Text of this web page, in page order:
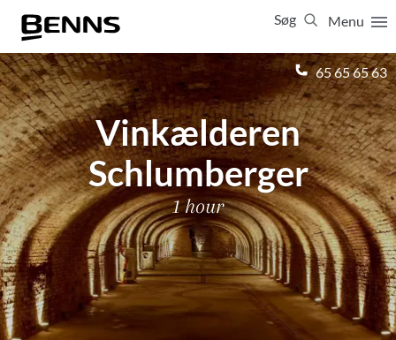
Menu
Søg
65 65 65 63
Vinkælderen
Schlumberger
1 hour
Luk
Vis resultater for: Alle
Ferierejser
Firma- og temarejser
Studierejser